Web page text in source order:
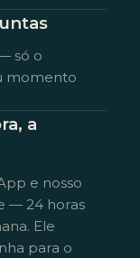
só o
momento
a
e nosso
— 24 horas
Ele
para o